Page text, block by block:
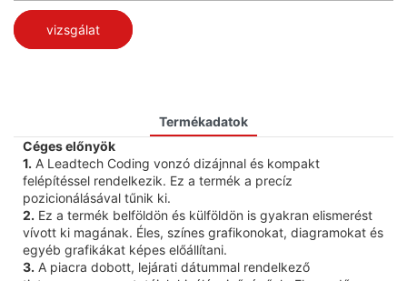
vizsgálat
Termékadatok
Céges előnyök
1. A Leadtech Coding vonzó dizájnnal és kompakt
felépítéssel rendelkezik. Ez a termék a precíz
pozicionálásával tűnik ki.
2. Ez a termék belföldön és külföldön is gyakran elismerést
vívott ki magának. Éles, színes grafikonokat, diagramokat és
egyéb grafikákat képes előállítani.
3. A piacra dobott, lejárati dátummal rendelkező